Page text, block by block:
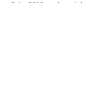
Od 2016 roku jako